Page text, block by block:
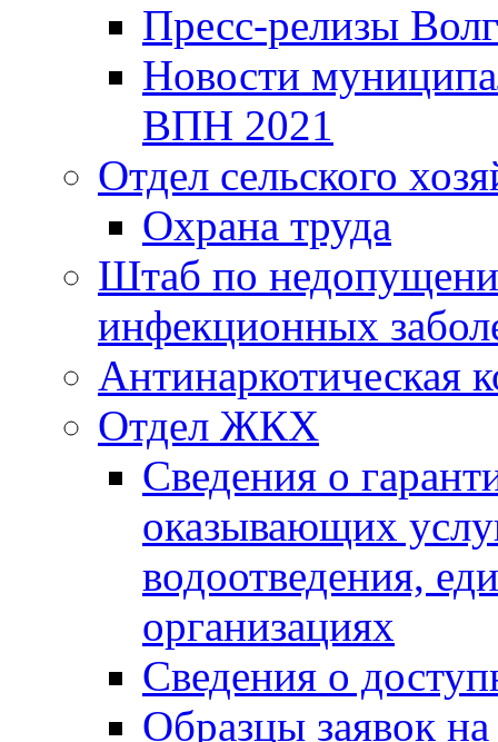
Пресс-релизы
Новости
ВПН 2021
Отдел сельского
Охрана труда
Штаб по
инфекционных
Антинаркотическая
Отдел ЖКХ
Сведения о
оказывающих
водоотведения,
организациях
Сведения о
Образцы заявок